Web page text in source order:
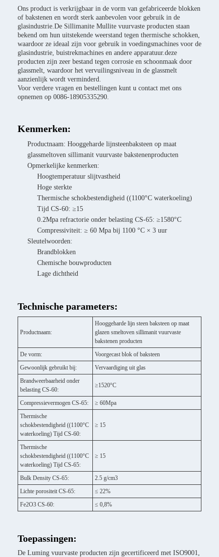
Ons product is verkrijgbaar in de vorm van gefabriceerde blokken
of bakstenen en wordt sterk aanbevolen voor gebruik in de
glasindustrie.De Sillimanite Mullite vuurvaste producten staan
bekend om hun uitstekende weerstand tegen thermische schokken,
waardoor ze ideaal zijn voor gebruik in voedingsmachines voor de
glasindustrie, buistrekmachines en andere apparatuur.deze
producten zijn zeer bestand tegen corrosie en schoonmaak door
glassmelt, waardoor het vervuilingsniveau in de glassmelt
aanzienlijk wordt verminderd.
Voor verdere vragen en bestellingen kunt u contact met ons
opnemen op 0086-18905335290.
Kenmerken:
Productnaam: Hooggeharde lijnsteenbaksteen op maat
glassmeltoven sillimanit vuurvaste bakstenenproducten
Opmerkelijke kenmerken:
Hoogtemperatuur slijtvastheid
Hoge sterkte
Thermische schokbestendigheid ((1100°C waterkoeling)
Tijd CS-60: ≥15
0.2Mpa refractorie onder belasting CS-65: ≥1580°C
Compressiviteit: ≥ 60 Mpa bij 1100 °C × 3 uur
Sleutelwoorden:
Brandblokken
Chemische bouwproducten
Lage dichtheid
Technische parameters:
Productnaam:
Hooggeharde lijn steen baksteen op maat
glazen smeltoven sillimanit vuurvaste
bakstenen producten
De vorm:
Voorgecast blok of baksteen
Gewoonlijk gebruikt bij:
Vervaardiging uit glas
Brandweerbaarheid onder
belasting CS-60:
≥1520°C
Compressievermogen CS-65:
≥ 60Mpa
Thermische
schokbestendigheid ((1100°C
waterkoeling) Tijd CS-60:
≥ 15
Thermische
schokbestendigheid ((1100°C
waterkoeling) Tijd CS-65:
≥ 15
Bulk Density CS-65:
2.5 g/cm3
Lichte porositeit CS-65:
≤ 22%
Fe2O3 CS-60:
≤ 0,8%
Toepassingen:
De Luming vuurvaste producten zijn gecertificeerd met ISO9001,